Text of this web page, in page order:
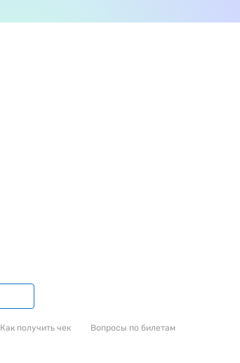
Как получить чек Вопросы по билетам